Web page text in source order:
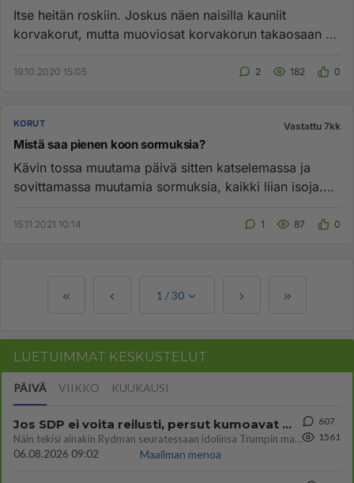
Itse heitän roskiin. Joskus näen naisilla kauniit
korvakorut, mutta muoviosat korvakorun takaosaan on
19.10.2020 15:05 2 182 0
KORUT Vastattu 7kk
Mistä saa pienen koon sormuksia?
Kävin tossa muutama päivä sitten katselemassa ja
sovittamassa muutamia sormuksia, kaikki liian isoja.
15.11.2021 10:14 1 87 0
1 /30
LUETUIMMAT KESKUSTELUT
PÄIVÄ VIIKKO KUUKAUSI
Jos SDP ei voita reilusti, persut kumoavat demokratian Suomesta
Näin tekisi ainakin Rydman seuratessaan idolinsa Trumpin mallia https://www.is.fi/politiikka/art-2000012187244.html
06.08.2026 09:02
Maailman menoa
607
1561